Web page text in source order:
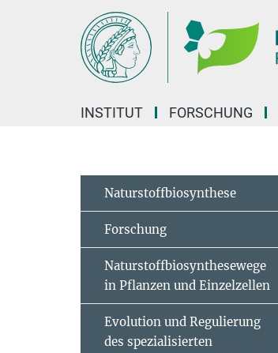
INSTITUT FORSCHUNG
Naturstoffbiosynthese
Forschung
Naturstoffbiosynthesewege
in Pflanzen und Einzelzellen
Evolution und Regulierung
des spezialisierten